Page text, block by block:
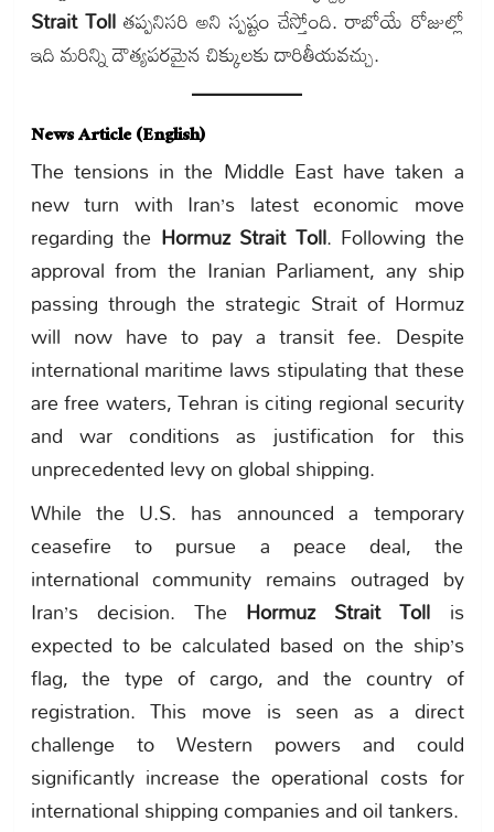
Strait Tollతప్పనిసరి అని స్పష్టం చేస్తోంది. రాబోయే రోజుల్లో
ఇది మరిన్ని దౌత్యపరమైన చిక్కులకు దారితీయవచ్చు.
News Article (English)
The tensions in the Middle East have taken a
new turn with Iran’s latest economic move
regarding the Hormuz Strait Toll. Following the
approval from the Iranian Parliament, any ship
passing through the strategic Strait of Hormuz
will now have to pay a transit fee. Despite
international maritime laws stipulating that these
are free waters, Tehran is citing regional security
and war conditions as justification for this
unprecedented levy on global shipping.
While the U.S. has announced a temporary
ceasefire to pursue a peace deal, the
international community remains outraged by
Iran’s decision. The Hormuz Strait Toll is
expected to be calculated based on the ship’s
flag, the type of cargo, and the country of
registration. This move is seen as a direct
challenge to Western powers and could
significantly increase the operational costs for
international shipping companies and oil tankers.